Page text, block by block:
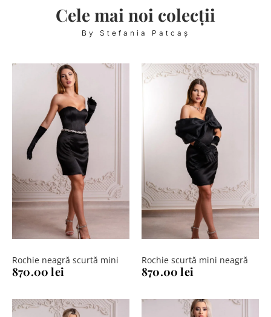
Cele mai noi colecții
By Stefania Patcaș
Rochie neagră scurtă mini
870.00lei
Rochie scurtă mini neagră
870.00lei